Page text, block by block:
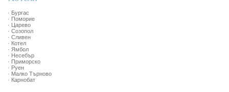
· Бургас
· Поморие
· Царево
· Созопол
· Сливен
· Котел
· Ямбол
· Несебър
· Приморско
· Руен
· Малко Търново
· Карнобат